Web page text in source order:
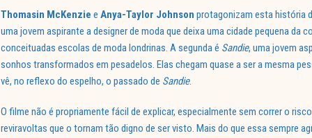
Thomasin McKenzie e Anya-Taylor Johnson protagonizam esta história
uma jovem aspirante a designer de moda que deixa uma cidade pequena da
conceituadas escolas de moda londrinas. A segunda é Sandie, uma jovem
sonhos transformados em pesadelos. Elas chegam quase a ser a mesma
vê, no reflexo do espelho, o passado de Sandie.
O filme não é propriamente fácil de explicar, especialmente sem correr o
reviravoltas que o tornam tão digno de ser visto. Mais do que essa sempre